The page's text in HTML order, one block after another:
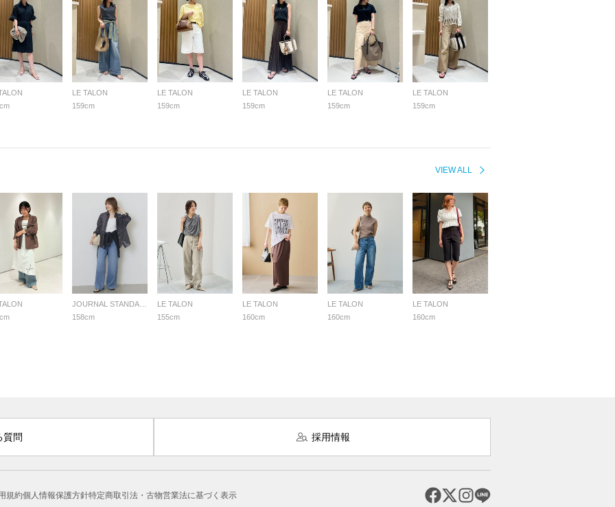
LE TALON
159cm
LE TALON
159cm
LE TALON
159cm
LE TALON
159cm
LE TALON
159cm
VIEW ALL
158cm
LE TALON
155cm
LE TALON
160cm
LE TALON
160cm
LE TALON
160cm
質問 採用情報
規約個人情報保護方針特定商取引法・古物営業法に基づく表示